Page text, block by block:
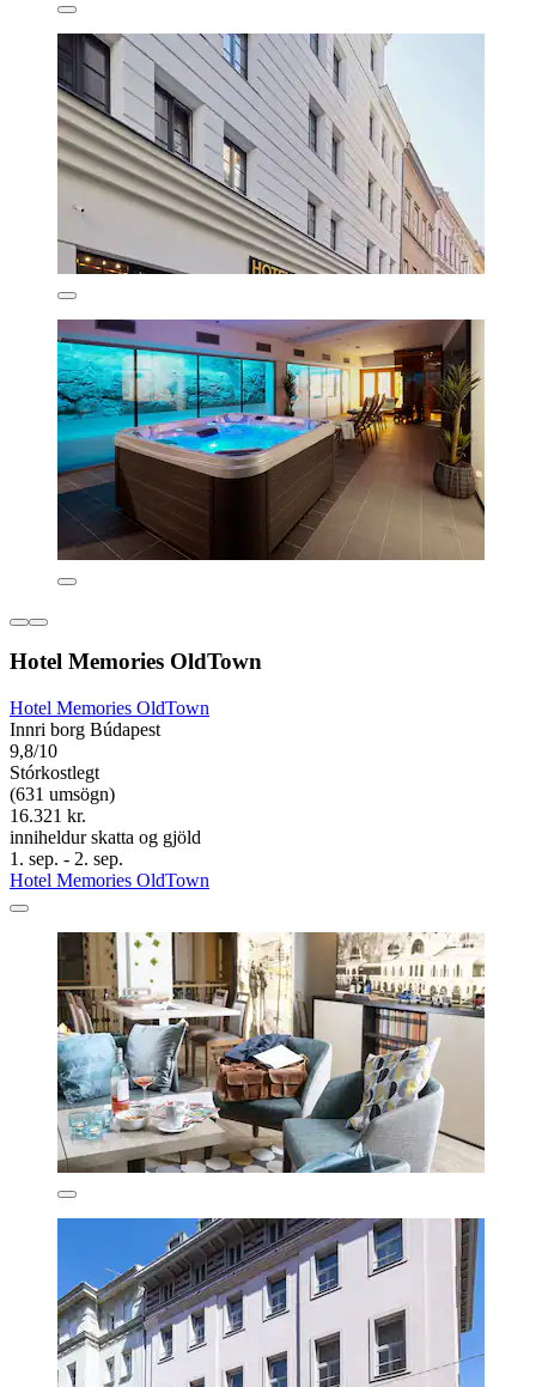
Hotel Memories OldTown
Hotel Memories OldTown
Innri borg Búdapest
9,8/10
Stórkostlegt
(631 umsögn)
16.321 kr.
inniheldur skatta og gjöld
1. sep. - 2. sep.
Hotel Memories OldTown